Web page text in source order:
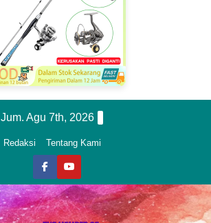
Jum. Agu 7th, 2026
Redaksi Tentang Kami